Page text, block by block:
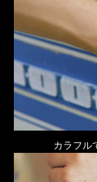
カラフル